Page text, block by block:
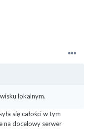
lokalnym.
się całości w tym
na docelowy serwer